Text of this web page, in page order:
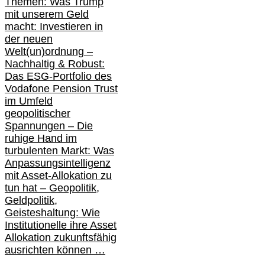
mit unserem Geld
macht: Investieren in
der neuen
Welt(un)ordnung –
Nachhaltig & Robust:
Das ESG-Portfolio des
Vodafone Pension Trust
im Umfeld
geopolitischer
Spannungen – Die
ruhige Hand im
turbulenten Markt: Was
Anpassungsintelligenz
mit Asset-Allokation zu
tun hat – Geopolitik,
Geldpolitik,
Geisteshaltung: Wie
Institutionelle ihre Asset
Allokation zukunftsfähig
ausrichten können …